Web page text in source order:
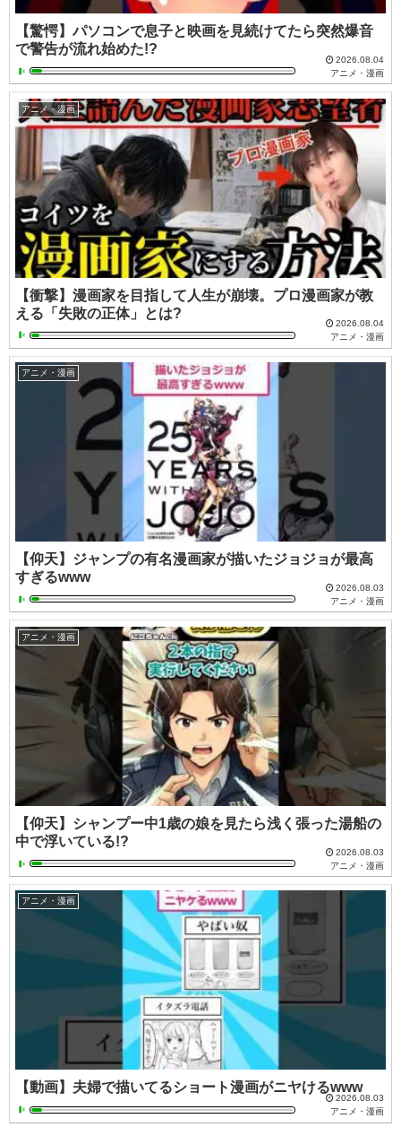
【驚愕】パソコンで息子と映画を見続けてたら突然爆音
で警告が流れ始めた!?
2026.08.04
アニメ・漫画
アニメ・漫画
【衝撃】漫画家を目指して人生が崩壊。プロ漫画家が教
える「失敗の正体」とは?
2026.08.04
アニメ・漫画
アニメ・漫画
【仰天】ジャンプの有名漫画家が描いたジョジョが最高
すぎるwww
2026.08.03
アニメ・漫画
アニメ・漫画
【仰天】シャンプー中1歳の娘を見たら浅く張った湯船の
中で浮いている!?
2026.08.03
アニメ・漫画
アニメ・漫画
【動画】夫婦で描いてるショート漫画がニヤけるwww
2026.08.03
アニメ・漫画